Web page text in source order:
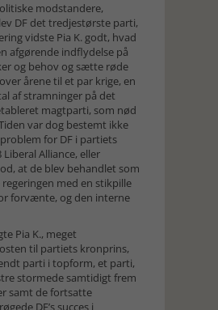
modstandere,
DF det tredjestørste parti,
vidste Pia K. godt, hvad
afgørende indflydelse på
og behov og sætte røde
årene til et par krige, en
af stramninger på det
magtparti, som nød
var dog bestemt ikke
for DF i partiets
Alliance, eller
at de blev behandlet som
med en stikpille
forvænte, og den interne
Pia K., meget
til partiets kronprins,
parti i topform, et parti,
stormede samtidigt frem
samt de fortsatte
DF’s succes i